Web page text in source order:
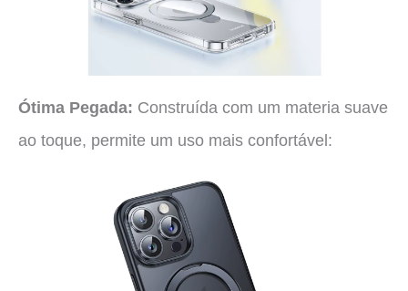
Ótima Pegada: Construída com um materia suave
ao toque, permite um uso mais confortável: